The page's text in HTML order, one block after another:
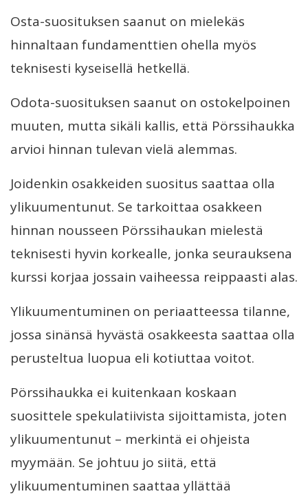
Osta-suosituksen saanut on mielekäs
hinnaltaan fundamenttien ohella myös
teknisesti kyseisellä hetkellä.
Odota-suosituksen saanut on ostokelpoinen
muuten, mutta sikäli kallis, että Pörssihaukka
arvioi hinnan tulevan vielä alemmas.
Joidenkin osakkeiden suositus saattaa olla
ylikuumentunut. Se tarkoittaa osakkeen
hinnan nousseen Pörssihaukan mielestä
teknisesti hyvin korkealle, jonka seurauksena
kurssi korjaa jossain vaiheessa reippaasti alas.
Ylikuumentuminen on periaatteessa tilanne,
jossa sinänsä hyvästä osakkeesta saattaa olla
perusteltua luopua eli kotiuttaa voitot.
Pörssihaukka ei kuitenkaan koskaan
suosittele spekulatiivista sijoittamista, joten
ylikuumentunut – merkintä ei ohjeista
myymään. Se johtuu jo siitä, että
ylikuumentuminen saattaa yllättää